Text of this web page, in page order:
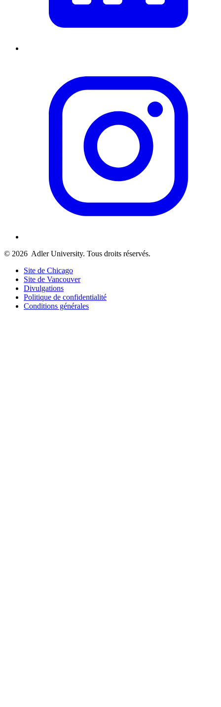
© 2026 Adler University. Tous droits réservés.
Site de Chicago
Site de Vancouver
Divulgations
Politique de confidentialité
Conditions générales